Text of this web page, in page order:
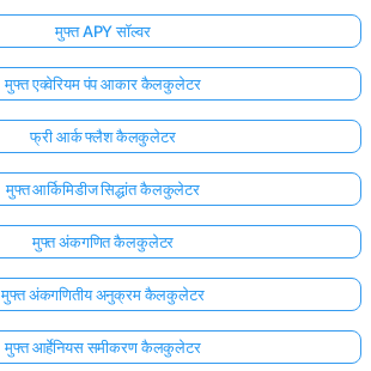
मुफ्त APY सॉल्वर
मुफ्त एक्वेरियम पंप आकार कैलकुलेटर
फ्री आर्क फ्लैश कैलकुलेटर
मुफ्त आर्किमिडीज सिद्धांत कैलकुलेटर
मुफ्त अंकगणित कैलकुलेटर
मुफ्त अंकगणितीय अनुक्रम कैलकुलेटर
मुफ्त आर्हेनियस समीकरण कैलकुलेटर